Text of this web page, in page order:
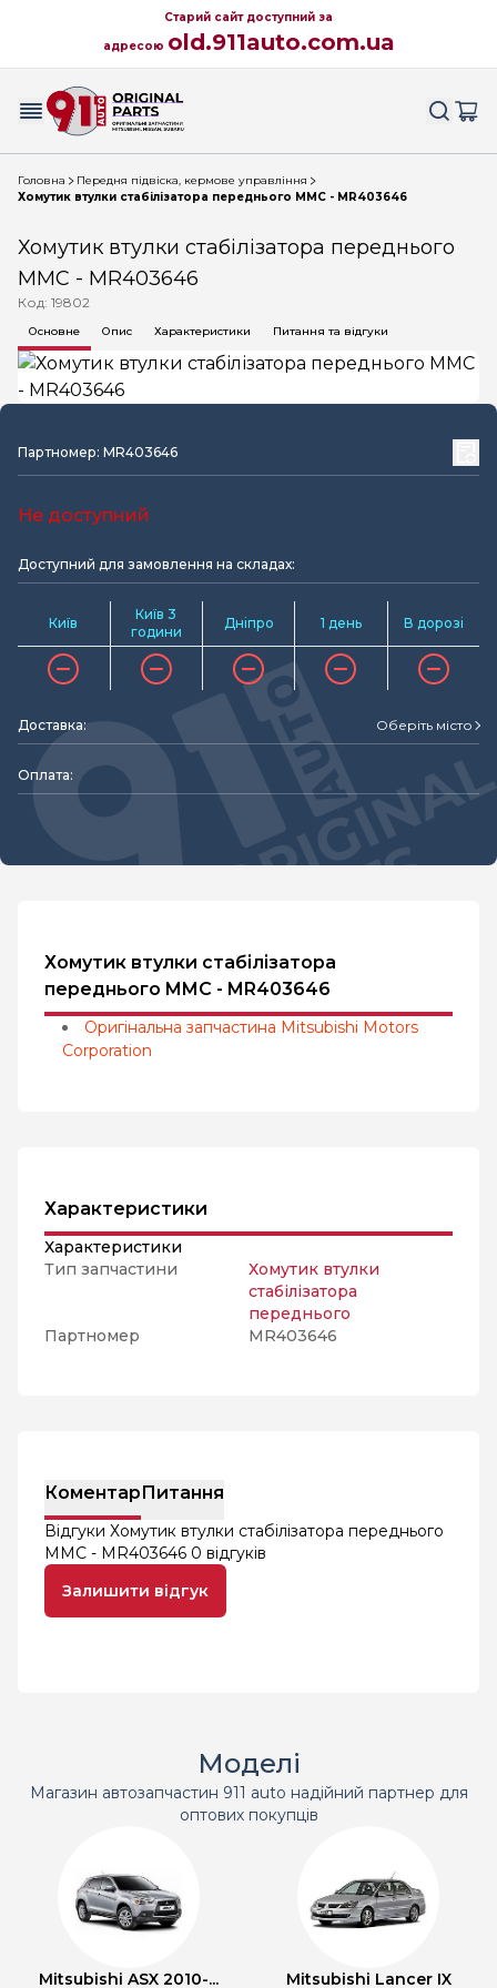
Старий сайт доступний за
адресою old.911auto.com.ua
Головна
Передня підвіска, кермове управління
Хомутик втулки стабілізатора переднього MMC - MR403646
Хомутик втулки стабілізатора переднього
MMC - MR403646
Код: 19802
Основне Опис Характеристики Питання та відгуки
Партномер: MR403646
Не доступний
Доступний для замовлення на складах:
Київ
Київ 3
години
Дніпро 1 день В дорозі
Доставка: Оберіть місто
Оплата:
Хомутик втулки стабілізатора
переднього MMC - MR403646
Оригінальна запчастина Mitsubishi Motors
Corporation
Характеристики
Характеристики
Тип запчастини
Хомутик втулки
стабілізатора
переднього
Партномер
MR403646
КоментарПитання
Відгуки Хомутик втулки стабілізатора переднього
MMC - MR403646 0 відгуків
Залишити відгук
Моделі
Магазин автозапчастин 911 auto надійний партнер для
оптових покупців
Mitsubishi ASX 2010-... Mitsubishi Lancer IX